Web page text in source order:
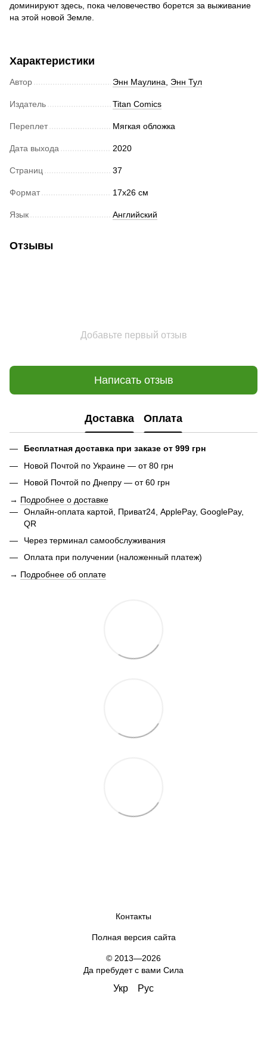
доминируют здесь, пока человечество борется за выживание
на этой новой Земле.
Характеристики
Автор Энн Маулина, Энн Тул
Издатель Titan Comics
Переплет Мягкая обложка
Дата выхода 2020
Страниц 37
Формат 17х26 см
Язык Английский
Отзывы
Добавьте первый отзыв
Написать отзыв
Доставка Оплата
Бесплатная доставка при заказе от 999 грн
Новой Почтой по Украине — от 80 грн
Новой Почтой по Днепру — от 60 грн
→ Подробнее о доставке
Онлайн-оплата картой, Приват24, ApplePay, GooglePay,
QR
Через терминал самообслуживания
Оплата при получении (наложенный платеж)
→ Подробнее об оплате
Контакты
Полная версия сайта
© 2013—2026
Да пребудет с вами Сила
Укр Рус